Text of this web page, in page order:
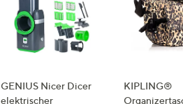
GENIUS Nicer Dicer
elektrischer
KIPLING®